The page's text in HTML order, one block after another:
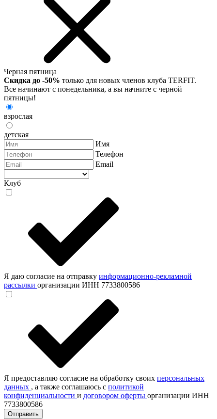
Черная пятница
Скидка до -50% только для новых членов клуба TERFIT.
Все начинают с понедельника, а вы начните с черной
пятницы!
взрослая
детская
Имя
Телефон
Email
Клуб
Я даю согласие на отправку информационно-рекламной
рассылки организации ИНН 7733800586
Я предоставляю согласие на обработку своих персональных
данных , а также соглашаюсь с политикой
конфиденциальности и договором оферты организации ИНН
7733800586
Отправить